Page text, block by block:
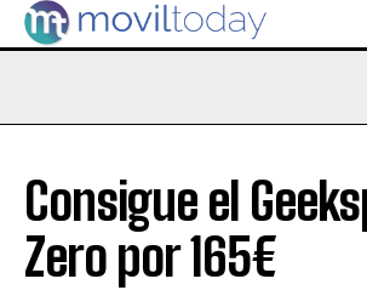
Consigue el
Zero por 165€